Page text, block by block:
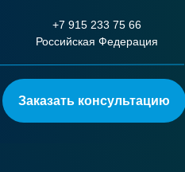
Заказать консультацию
+7 915 233 75 66
Российская Федерация